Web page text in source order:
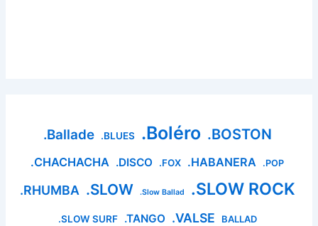
.Ballade .BLUES .Boléro .BOSTON
.CHACHACHA .DISCO .FOX .HABANERA .POP
.RHUMBA .SLOW .Slow Ballad .SLOW ROCK
.SLOW SURF .TANGO .VALSE BALLAD